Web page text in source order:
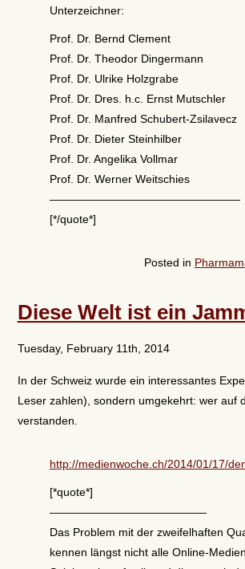
Unterzeichner:
Prof. Dr. Bernd Clement
Prof. Dr. Theodor Dingermann
Prof. Dr. Ulrike Holzgrabe
Prof. Dr. Dres. h.c. Ernst Mutschler
Prof. Dr. Manfred Schubert-Zsilavecz
Prof. Dr. Dieter Steinhilber
Prof. Dr. Angelika Vollmar
Prof. Dr. Werner Weitschies
—————————————————
[*/quote*]
Posted in
Diese Welt ist ein
Tuesday, February 11th, 2014
In der Schweiz wurde ein interessantes
Leser zahlen), sondern umgekehrt: wer auf
verstanden.
http://medienwoche.ch/2014/01/17/
[*quote*]
——————————————
Das Problem mit der zweifelhaften
kennen längst nicht alle Online-